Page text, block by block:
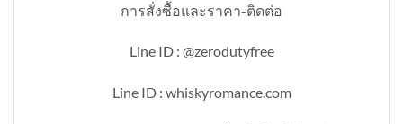
การสั่งซื้อและราคา-ติดต่อ
Line ID : @zerodutyfree
Line ID : whiskyromance.com